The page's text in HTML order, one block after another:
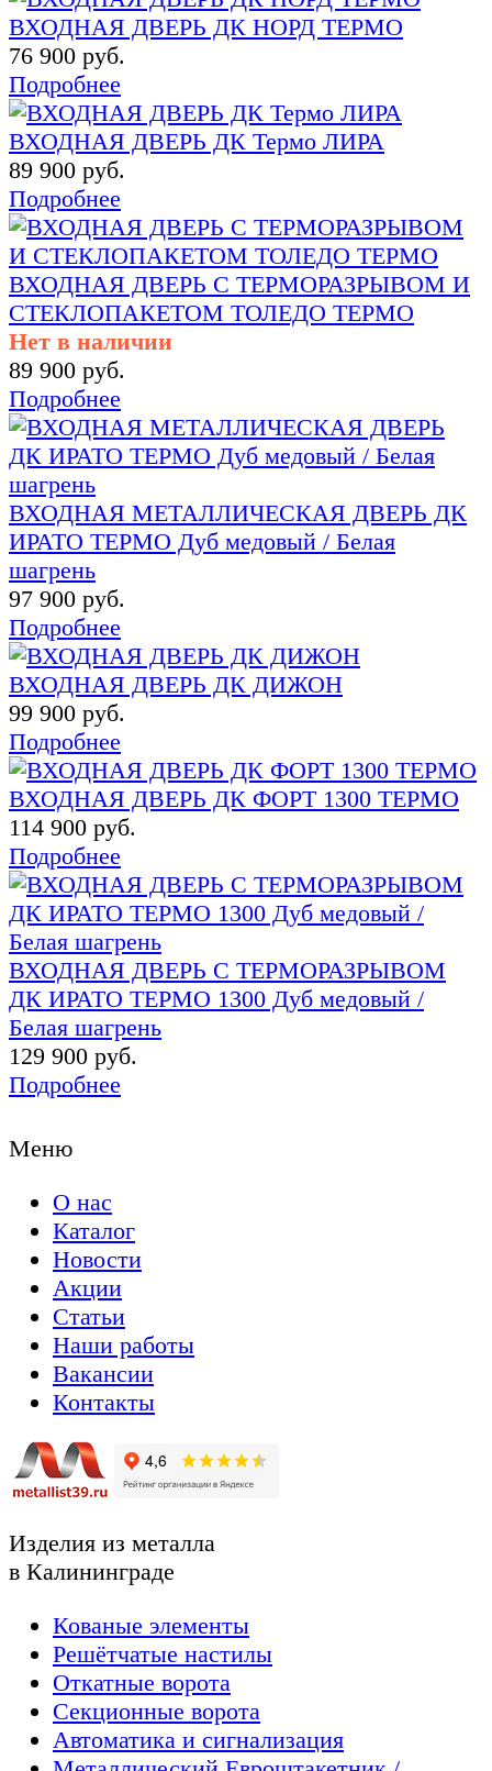
ВХОДНАЯ ДВЕРЬ ДК НОРД ТЕРМО
76 900 руб.
Подробнее
ВХОДНАЯ ДВЕРЬ ДК Термо ЛИРА
89 900 руб.
Подробнее
ВХОДНАЯ ДВЕРЬ С ТЕРМОРАЗРЫВОМ И
СТЕКЛОПАКЕТОМ ТОЛЕДО ТЕРМО
Нет в наличии
89 900 руб.
Подробнее
ВХОДНАЯ МЕТАЛЛИЧЕСКАЯ ДВЕРЬ ДК
ИРАТО ТЕРМО Дуб медовый / Белая
шагрень
97 900 руб.
Подробнее
ВХОДНАЯ ДВЕРЬ ДК ДИЖОН
99 900 руб.
Подробнее
ВХОДНАЯ ДВЕРЬ ДК ФОРТ 1300 ТЕРМО
114 900 руб.
Подробнее
ВХОДНАЯ ДВЕРЬ С ТЕРМОРАЗРЫВОМ
ДК ИРАТО ТЕРМО 1300 Дуб медовый /
Белая шагрень
129 900 руб.
Подробнее
Меню
О нас
Каталог
Новости
Акции
Статьи
Наши работы
Вакансии
Контакты
Изделия из металла
в Калининграде
Кованые элементы
Решётчатые настилы
Откатные ворота
Секционные ворота
Автоматика и сигнализация